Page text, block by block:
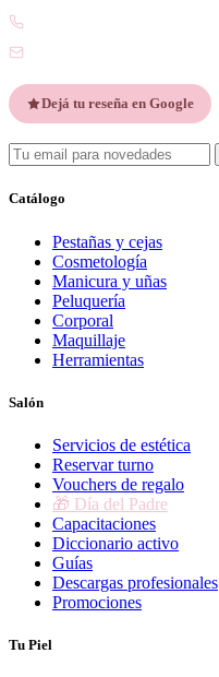
Dejá tu reseña en Google
Catálogo
Pestañas y cejas
Cosmetología
Manicura y uñas
Peluquería
Corporal
Maquillaje
Herramientas
Salón
Servicios de estética
Reservar turno
Vouchers de regalo
🎁 Día del Padre
Capacitaciones
Diccionario activo
Guías
Descargas profesionales
Promociones
Tu Piel